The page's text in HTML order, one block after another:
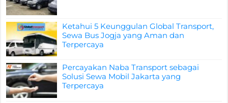
Ketahui 5 Keunggulan Global Transport,
Sewa Bus Jogja yang Aman dan
Terpercaya
Percayakan Naba Transport sebagai
Solusi Sewa Mobil Jakarta yang
Terpercaya